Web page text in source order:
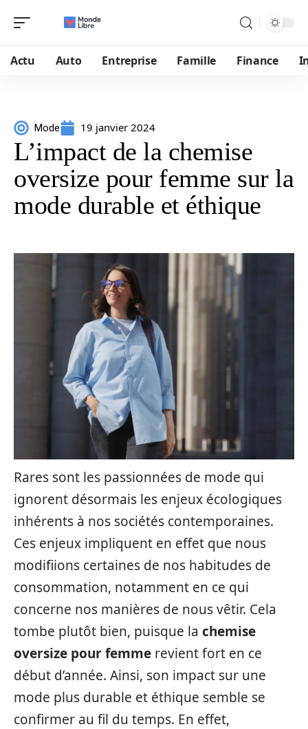
Actu Auto Entreprise Famille Finance
Mode 19 janvier 2024
L’impact de la chemise
oversize pour femme sur la
mode durable et éthique
Rares sont les passionnées de mode qui
ignorent désormais les enjeux écologiques
inhérents à nos sociétés contemporaines.
Ces enjeux impliquent en effet que nous
modifiions certaines de nos habitudes de
consommation, notamment en ce qui
concerne nos manières de nous vêtir. Cela
tombe plutôt bien, puisque la chemise
oversize pour femme revient fort en ce
début d’année. Ainsi, son impact sur une
mode plus durable et éthique semble se
confirmer au fil du temps. En effet,